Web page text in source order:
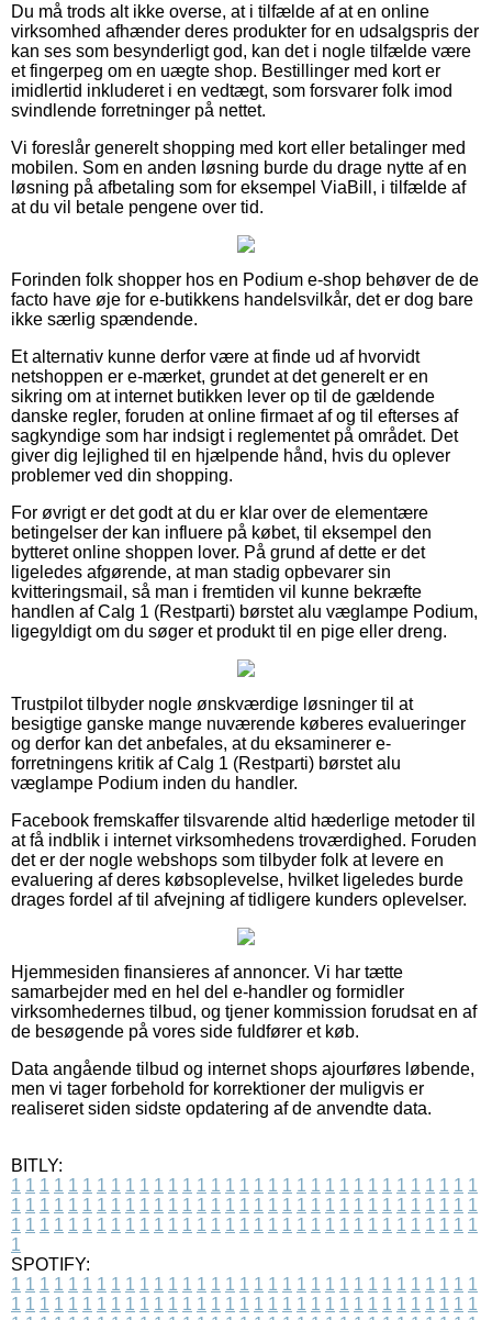
Du må trods alt ikke overse, at i tilfælde af at en online
virksomhed afhænder deres produkter for en udsalgspris der
kan ses som besynderligt god, kan det i nogle tilfælde være
et fingerpeg om en uægte shop. Bestillinger med kort er
imidlertid inkluderet i en vedtægt, som forsvarer folk imod
svindlende forretninger på nettet.
Vi foreslår generelt shopping med kort eller betalinger med
mobilen. Som en anden løsning burde du drage nytte af en
løsning på afbetaling som for eksempel ViaBill, i tilfælde af
at du vil betale pengene over tid.
Forinden folk shopper hos en Podium e-shop behøver de de
facto have øje for e-butikkens handelsvilkår, det er dog bare
ikke særlig spændende.
Et alternativ kunne derfor være at finde ud af hvorvidt
netshoppen er e-mærket, grundet at det generelt er en
sikring om at internet butikken lever op til de gældende
danske regler, foruden at online firmaet af og til efterses af
sagkyndige som har indsigt i reglementet på området. Det
giver dig lejlighed til en hjælpende hånd, hvis du oplever
problemer ved din shopping.
For øvrigt er det godt at du er klar over de elementære
betingelser der kan influere på købet, til eksempel den
bytteret online shoppen lover. På grund af dette er det
ligeledes afgørende, at man stadig opbevarer sin
kvitteringsmail, så man i fremtiden vil kunne bekræfte
handlen af Calg 1 (Restparti) børstet alu væglampe Podium,
ligegyldigt om du søger et produkt til en pige eller dreng.
Trustpilot tilbyder nogle ønskværdige løsninger til at
besigtige ganske mange nuværende køberes evalueringer
og derfor kan det anbefales, at du eksaminerer e-
forretningens kritik af Calg 1 (Restparti) børstet alu
væglampe Podium inden du handler.
Facebook fremskaffer tilsvarende altid hæderlige metoder til
at få indblik i internet virksomhedens troværdighed. Foruden
det er der nogle webshops som tilbyder folk at levere en
evaluering af deres købsoplevelse, hvilket ligeledes burde
drages fordel af til afvejning af tidligere kunders oplevelser.
Hjemmesiden finansieres af annoncer. Vi har tætte
samarbejder med en hel del e-handler og formidler
virksomhedernes tilbud, og tjener kommission forudsat en af
de besøgende på vores side fuldfører et køb.
Data angående tilbud og internet shops ajourføres løbende,
men vi tager forbehold for korrektioner der muligvis er
realiseret siden sidste opdatering af de anvendte data.
BITLY:
1 1 1 1 1 1 1 1 1 1 1 1 1 1 1 1 1 1 1 1 1 1 1 1 1 1 1 1 1 1 1 1 1
1 1 1 1 1 1 1 1 1 1 1 1 1 1 1 1 1 1 1 1 1 1 1 1 1 1 1 1 1 1 1 1 1
1 1 1 1 1 1 1 1 1 1 1 1 1 1 1 1 1 1 1 1 1 1 1 1 1 1 1 1 1 1 1 1 1
1
SPOTIFY:
1 1 1 1 1 1 1 1 1 1 1 1 1 1 1 1 1 1 1 1 1 1 1 1 1 1 1 1 1 1 1 1 1
1 1 1 1 1 1 1 1 1 1 1 1 1 1 1 1 1 1 1 1 1 1 1 1 1 1 1 1 1 1 1 1 1